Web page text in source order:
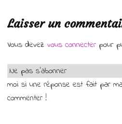
Laisser un
Vous devez vous connecterpour
moi si une réponse est fait par
commenter !